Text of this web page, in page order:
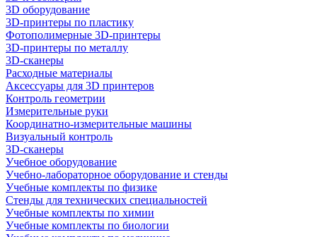
3D оборудование
3D-принтеры по пластику
Фотополимерные 3D-принтеры
3D-принтеры по металлу
3D-сканеры
Расходные материалы
Аксессуары для 3D принтеров
Контроль геометрии
Измерительные руки
Координатно-измерительные машины
Визуальный контроль
3D-сканеры
Учебное оборудование
Учебно-лабораторное оборудование и стенды
Учебные комплекты по физике
Стенды для технических специальностей
Учебные комплекты по химии
Учебные комплекты по биологии